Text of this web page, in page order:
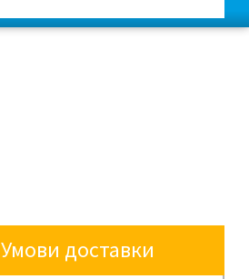
Умови доставки